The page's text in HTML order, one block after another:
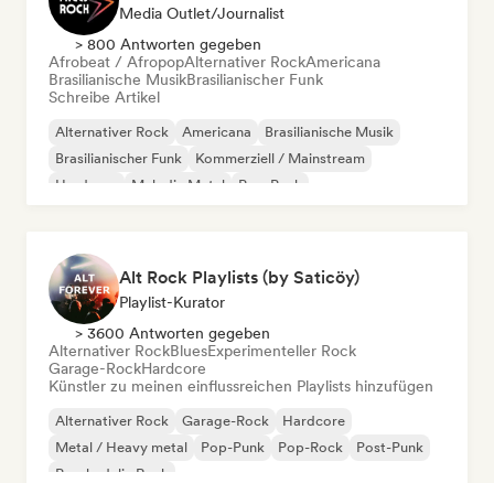
Media Outlet/Journalist
> 800 Antworten gegeben
Afrobeat / AfropopAlternativer RockAmericana
Brasilianische MusikBrasilianischer Funk
Schreibe Artikel
Alternativer Rock Americana
Brasilianische Musik
Brasilianischer Funk
Kommerziell / Mainstream
Hardcore
Melodic Metal Pop-Punk
Alt Rock Playlists (by Saticöy)
Playlist-Kurator
> 3600 Antworten gegeben
Alternativer RockBluesExperimenteller Rock
Garage-RockHardcore
Künstler zu meinen einflussreichen Playlists hinzufügen
Alternativer Rock Garage-Rock
Hardcore
Metal / Heavy metal
Pop-Punk Pop-Rock
Post-Punk
Psychedelic Rock